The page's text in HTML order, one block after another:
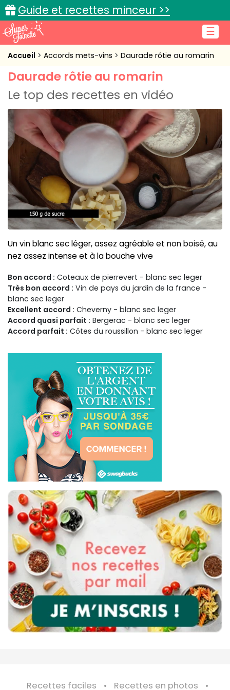
☰
Guide et recettes minceur >>
Accueil
Recettes de cuisine
Cuisine pratique
L'actu cuisine
Connexion
Accueil Accords mets-vins Daurade rôtie au romarin
Daurade rôtie au romarin
Le top des recettes en vidéo
Un vin blanc sec léger, assez agréable et non boisé, au
nez assez intense et à la bouche vive
Bon accord : Coteaux de pierrevert - blanc sec leger
Très bon accord : Vin de pays du jardin de la france -
blanc sec leger
Excellent accord : Cheverny - blanc sec leger
Accord quasi parfait : Bergerac - blanc sec leger
Accord parfait : Côtes du roussillon - blanc sec leger
Recettes faciles Recettes en photos